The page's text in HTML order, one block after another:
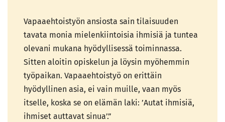
Vapaaehtoistyön ansiosta sain tilaisuuden
tavata monia mielenkiintoisia ihmisiä ja tuntea
olevani mukana hyödyllisessä toiminnassa.
Sitten aloitin opiskelun ja löysin myöhemmin
työpaikan. Vapaaehtoistyö on erittäin
hyödyllinen asia, ei vain muille, vaan myös
itselle, koska se on elämän laki: ’Autat ihmisiä,
ihmiset auttavat sinua’.”